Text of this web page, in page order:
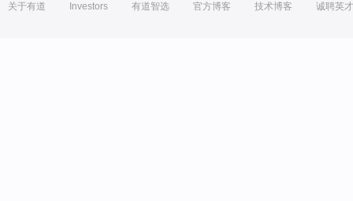
关于有道 Investors 有道智选 官方博客 技术博客 诚聘英才